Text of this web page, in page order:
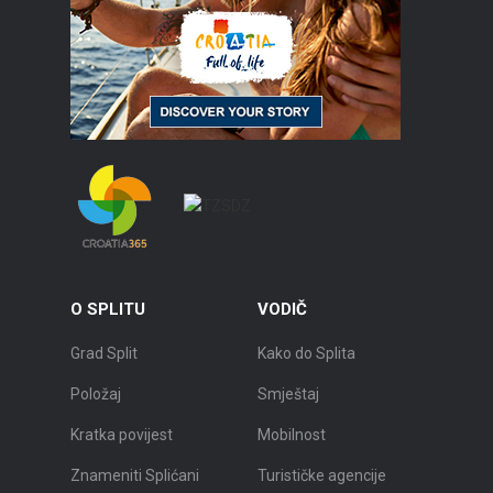
O SPLITU
Grad Split
Položaj
Kratka povijest
Znameniti Splićani
VODIČ
Kako do Splita
Smještaj
Mobilnost
Turističke agencije